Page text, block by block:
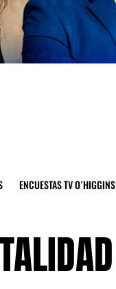
ENCUESTAS TV O´HIGGINS